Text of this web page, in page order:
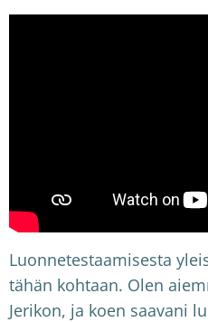
Luonnetestaamisesta
tähän kohtaan. Olen
Jerikon, ja koen saavani